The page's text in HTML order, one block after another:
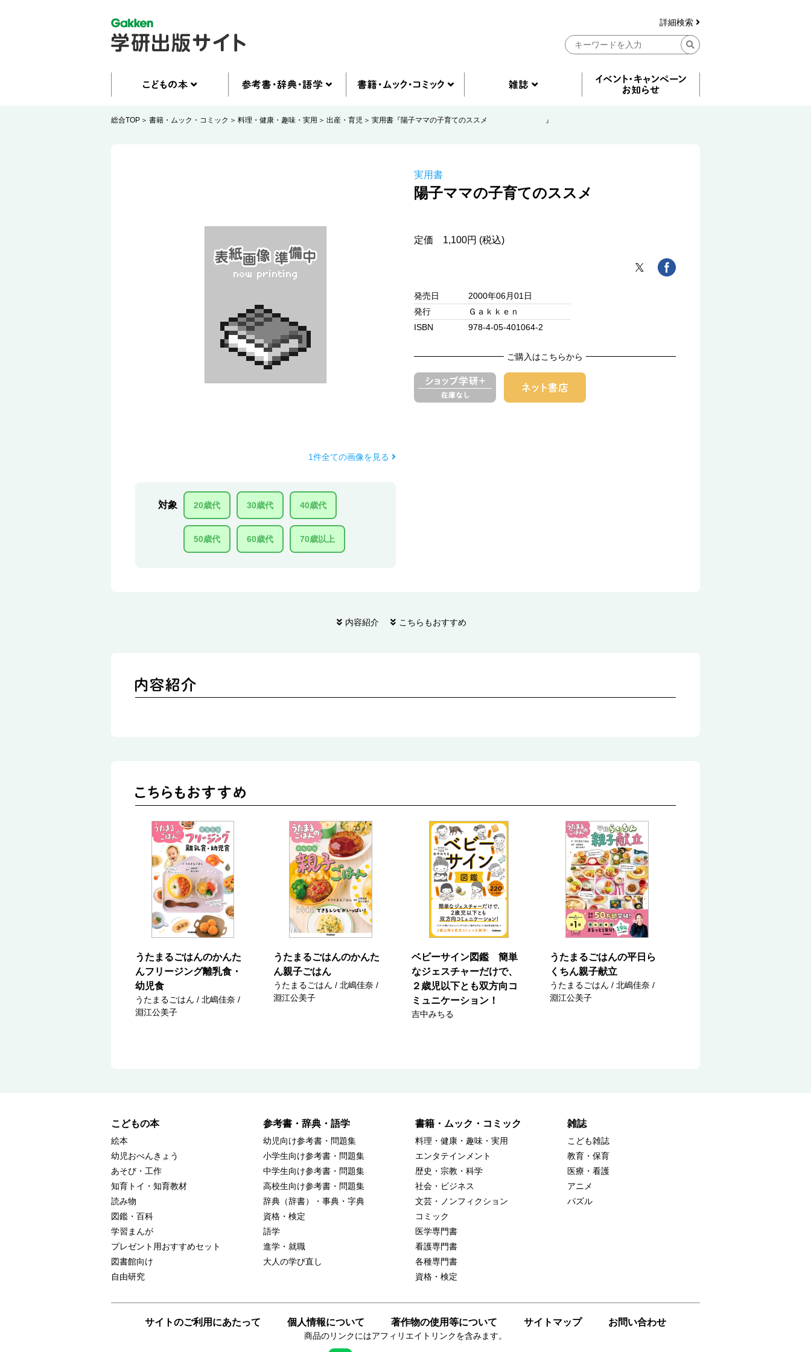
詳細検索
総合TOP 書籍・ムック・コミック 料理・健康・趣味・実用 出産・育児 実用書『陽子ママの子育てのススメ 』
1件全ての画像を見る
対象 20歳代 30歳代 40歳代
50歳代 60歳代 70歳以上
実用書
陽子ママの子育てのススメ
定価 1,100円 (税込)
発売日
2000年06月01日
発行
Ｇａｋｋｅｎ
ISBN
978-4-05-401064-2
ご購入はこちらから
内容紹介 こちらもおすすめ
うたまるごはんのかんた
んフリージング離乳食・
幼児食
うたまるごはん / 北嶋佳奈 /
淵江公美子
うたまるごはんのかんた
ん親子ごはん
うたまるごはん / 北嶋佳奈 /
淵江公美子
ベビーサイン図鑑 簡単
なジェスチャーだけで、
２歳児以下とも双方向コ
ミュニケーション！
吉中みちる
うたまるごはんの平日ら
くちん親子献立
うたまるごはん / 北嶋佳奈 /
淵江公美子
こどもの本
絵本
幼児おべんきょう
あそび・工作
知育トイ・知育教材
読み物
図鑑・百科
学習まんが
プレゼント用おすすめセット
図書館向け
自由研究
参考書・辞典・語学
幼児向け参考書・問題集
小学生向け参考書・問題集
中学生向け参考書・問題集
高校生向け参考書・問題集
辞典（辞書）・事典・字典
資格・検定
語学
進学・就職
大人の学び直し
書籍・ムック・コミック
料理・健康・趣味・実用
エンタテインメント
歴史・宗教・科学
社会・ビジネス
文芸・ノンフィクション
コミック
医学専門書
看護専門書
各種専門書
資格・検定
雑誌
こども雑誌
教育・保育
医療・看護
アニメ
パズル
サイトのご利用にあたって 個人情報について 著作物の使用等について サイトマップ お問い合わせ
商品のリンクにはアフィリエイトリンクを含みます。